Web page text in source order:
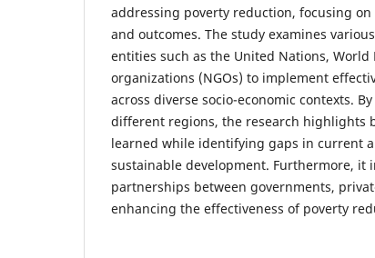
addressing poverty reduction, focusing
and outcomes. The study examines
entities such as the United Nations,
organizations (NGOs) to implement
across diverse socio-economic contexts.
different regions, the research highlights
learned while identifying gaps in current
sustainable development. Furthermore, it
partnerships between governments,
enhancing the effectiveness of poverty